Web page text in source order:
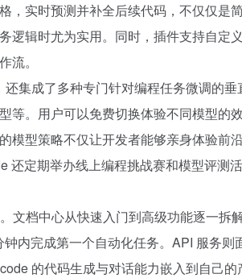
，实时预测并补全后续代码，不仅仅是
逻辑时尤为实用。同时，插件支持自定
流。
集成了多种专门针对编程任务微调的垂
等。用户可以免费切换体验不同模型的
模型策略不仅让开发者能够亲身体验前
还定期举办线上编程挑战赛和模型评测
文档中心从快速入门到高级功能逐一拆
内完成第一个自动化任务。API 服务则
的代码生成与对话能力嵌入到自己的
7 欧洲为什么没有OpenAI？
8 携程还是一条好汉
10